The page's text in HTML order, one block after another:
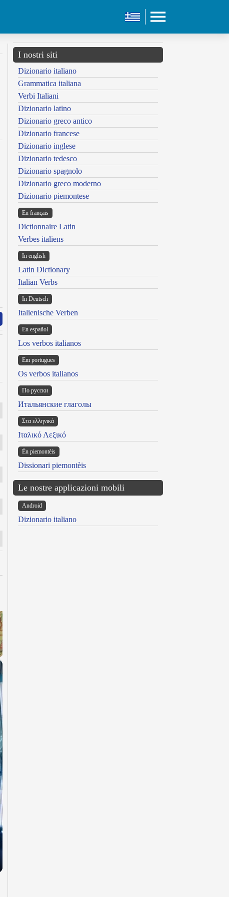
I nostri siti
Dizionario italiano
Grammatica italiana
Verbi Italiani
Dizionario latino
Dizionario greco antico
Dizionario francese
Dizionario inglese
Dizionario tedesco
Dizionario spagnolo
Dizionario greco moderno
Dizionario piemontese
En français
Dictionnaire Latin
Verbes italiens
In english
Latin Dictionary
Italian Verbs
In Deutsch
Italienische Verben
En español
Los verbos italianos
Em portugues
Os verbos italianos
По русски
Итальянские глаголы
Στα ελληνικά
Ιταλικό Λεξικό
Ën piemontèis
Dissionari piemontèis
Le nostre applicazioni mobili
Android
Dizionario italiano